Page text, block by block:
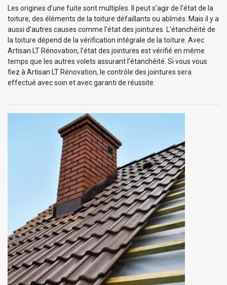
Les origines d’une fuite sont multiples. Il peut s’agir de l’état de la
toiture, des éléments de la toiture défaillants ou abîmés. Mais il y a
aussi d’autres causes comme l’état des jointures. L’étanchéité de
la toiture dépend de la vérification intégrale de la toiture. Avec
Artisan LT Rénovation, l’état des jointures est vérifié en même
temps que les autres volets assurant l’étanchéité. Si vous vous
fiez à Artisan LT Rénovation, le contrôle des jointures sera
effectué avec soin et avec garanti de réussite.